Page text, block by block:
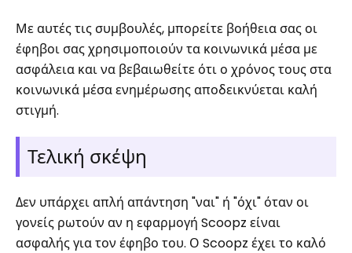
Με αυτές τις συμβουλές, μπορείτε βοήθεια σας οι
έφηβοι σας χρησιμοποιούν τα κοινωνικά μέσα με
ασφάλεια και να βεβαιωθείτε ότι ο χρόνος τους στα
κοινωνικά μέσα ενημέρωσης αποδεικνύεται καλή
στιγμή.
Τελική σκέψη
Δεν υπάρχει απλή απάντηση "ναι" ή "όχι" όταν οι
γονείς ρωτούν αν η εφαρμογή Scoopz είναι
ασφαλής για τον έφηβο του. Ο Scoopz έχει το καλό